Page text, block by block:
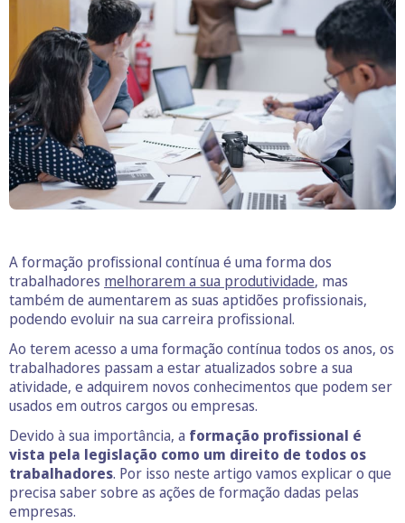
A formação profissional contínua é uma forma dos
trabalhadores melhorarem a sua produtividade, mas
também de aumentarem as suas aptidões profissionais,
podendo evoluir na sua carreira profissional.
Ao terem acesso a uma formação contínua todos os anos, os
trabalhadores passam a estar atualizados sobre a sua
atividade, e adquirem novos conhecimentos que podem ser
usados em outros cargos ou empresas.
Devido à sua importância, a formação profissional é
vista pela legislação como um direito de todos os
trabalhadores. Por isso neste artigo vamos explicar o que
precisa saber sobre as ações de formação dadas pelas
empresas.